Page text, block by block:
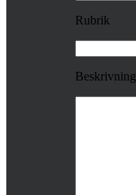
Rubrik
Beskrivning